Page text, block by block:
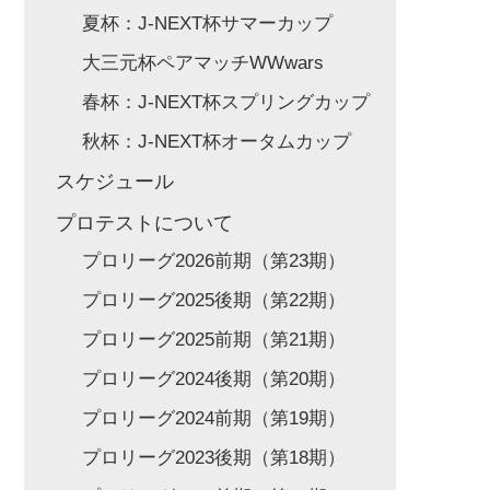
夏杯：J-NEXT杯サマーカップ
大三元杯ペアマッチWWwars
春杯：J-NEXT杯スプリングカップ
秋杯：J-NEXT杯オータムカップ
スケジュール
プロテストについて
プロリーグ2026前期（第23期）
プロリーグ2025後期（第22期）
プロリーグ2025前期（第21期）
プロリーグ2024後期（第20期）
プロリーグ2024前期（第19期）
プロリーグ2023後期（第18期）